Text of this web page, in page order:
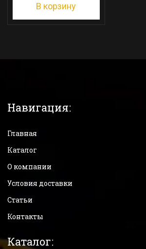
В корзину
Навигация:
Главная
Каталог
О компании
Условия доставки
Статьи
Контакты
Каталог: